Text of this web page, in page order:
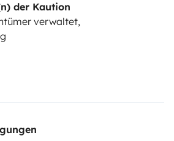
der Kaution
verwaltet,